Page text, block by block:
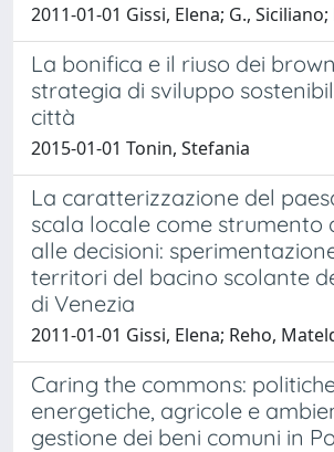
2011-01-01 Gissi, Elena; G.,
La bonifica e il riuso dei
strategia di sviluppo
città
2015-01-01 Tonin, Stefania
La caratterizzazione del
scala locale come strumento
alle decisioni:
territori del bacino scolante
di Venezia
2011-01-01 Gissi, Elena; Reho,
Caring the commons:
energetiche, agricole e
gestione dei beni comuni in